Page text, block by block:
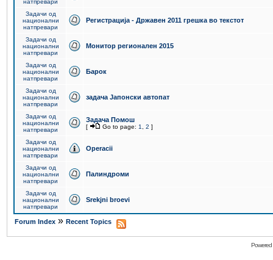
натпревари
Задачи од
национални
натпревари
Регистрација - Државен 2011 грешка во текстот
Задачи од
национални
натпревари
Монитор регионален 2015
Задачи од
национални
натпревари
Барок
Задачи од
национални
натпревари
задача Јапонски автопат
Задачи од
национални
натпревари
Задача Помош
[ Go to page: 1 2 ]
Задачи од
национални
натпревари
Operacii
Задачи од
национални
натпревари
Палиндроми
Задачи од
национални
натпревари
Srekjni broevi
Forum Index » Recent Topics